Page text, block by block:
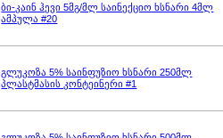
ბი-კაინ ჰევი 5მგ/მლ საინექციო ხსნარი 4მლ
ამპულა #20
გლუკოზა 5% საინფუზიო ხსნარი 250მლ
პლასტმასის კონტეინერი #1